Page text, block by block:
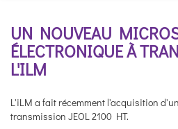
UN NOUVEAU
ÉLECTRONIQUE À
L'ILM
L'iLM a fait récemment l'acquisition
transmission JEOL 2100 HT.